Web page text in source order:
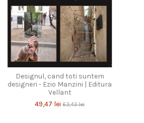
Designul, cand toti suntem
designeri - Ezio Manzini | Editura
Vellant
49,47 lei63,43 lei